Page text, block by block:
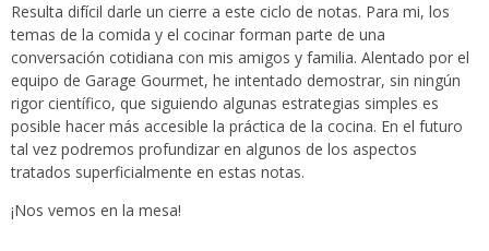
Resulta difícil darle un cierre a este ciclo de notas. Para mi, los
temas de la comida y el cocinar forman parte de una
conversación cotidiana con mis amigos y familia. Alentado por el
equipo de Garage Gourmet, he intentado demostrar, sin ningún
rigor científico, que siguiendo algunas estrategias simples es
posible hacer más accesible la práctica de la cocina. En el futuro
tal vez podremos profundizar en algunos de los aspectos
tratados superficialmente en estas notas.
¡Nos vemos en la mesa!